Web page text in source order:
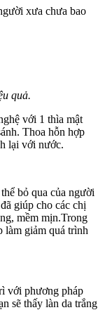
xưa chưa bao
quả.
với 1 thìa mật
Thoa hỗn hợp
lại với nước.
bỏ qua của người
giúp cho các chị
mềm mịn.Trong
làm giảm quá trình
với phương pháp
sẽ thấy làn da trắng